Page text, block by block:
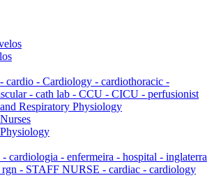
cardio - Cardiology - cardiothoracic -
- cath lab - CCU - CICU - perfusionist
Respiratory Physiology
- cardiologia - enfermeira - hospital - inglaterra
rgn - STAFF NURSE - cardiac - cardiology